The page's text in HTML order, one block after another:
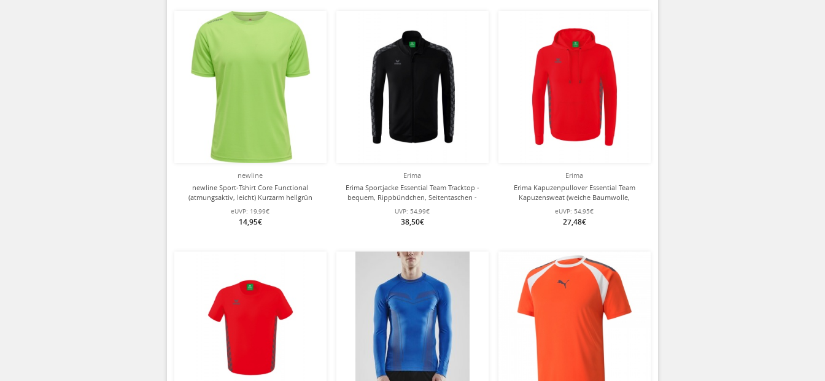
newline
newline Sport-Tshirt Core Functional
(atmungsaktiv, leicht) Kurzarm hellgrün
eUVP: 19,99€
14,95€
Erima
Erima Sportjacke Essential Team Tracktop -
bequem, Rippbündchen, Seitentaschen -
UVP: 54,99€
38,50€
Erima
Erima Kapuzenpullover Essential Team
Kapuzensweat (weiche Baumwolle,
eUVP: 54,95€
27,48€